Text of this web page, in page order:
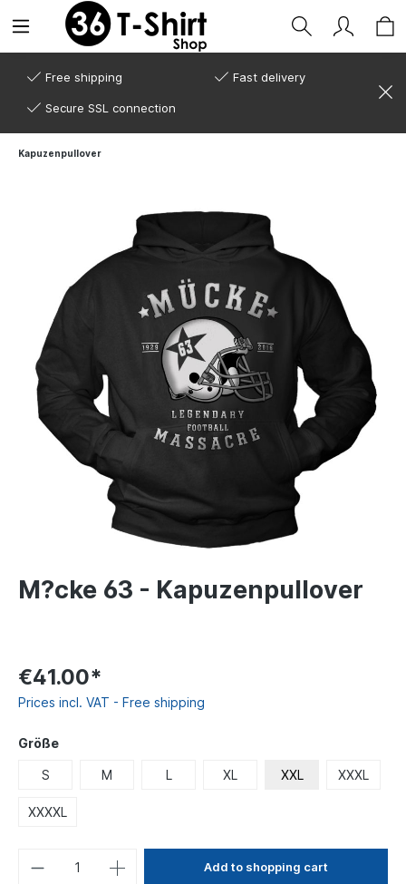
Free shipping Fast delivery
Secure SSL connection
Kapuzenpullover
M?cke 63 - Kapuzenpullover
€41.00*
Prices incl. VAT - Free shipping
Größe
S M L XL XXL XXXL
XXXXL
Add to shopping cart